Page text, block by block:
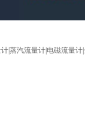
|蒸汽流量计|电磁流量